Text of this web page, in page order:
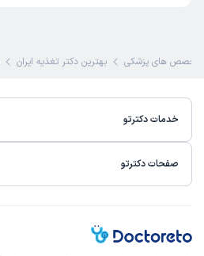
تخصص های پزشکی بهترین دکتر تغذیه ایران
خدمات دکترتو
صفحات دکترتو